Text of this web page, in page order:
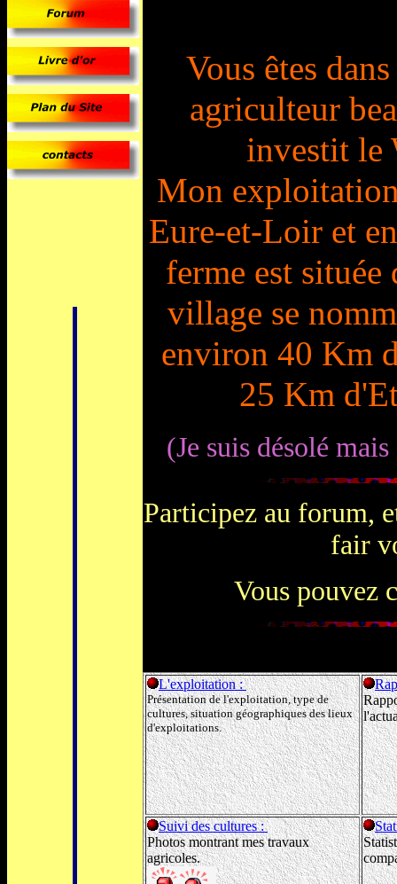
Vous êtes
agriculteur
investit
Mon
Eure-et-Loir et
ferme est située
village se
environ 40 Km
25 Km
(Je suis désolé
Participez au forum,
fair
Vous pouvez
L'exploitation :
Présentation de l'exploitation, type de
cultures, situation géographiques des lieux
d'exploitations.
Suivi des cultures :
Photos montrant mes travaux
agricoles.